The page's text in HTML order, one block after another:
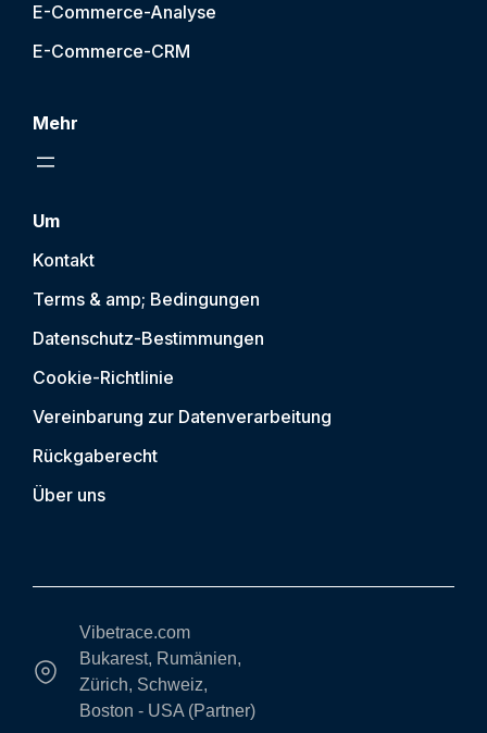
E-Commerce-Analyse
E-Commerce-CRM
Mehr
Um
Kontakt
Terms & amp; Bedingungen
Datenschutz-Bestimmungen
Cookie-Richtlinie
Vereinbarung zur Datenverarbeitung
Rückgaberecht
Über uns
Vibetrace.com
Bukarest, Rumänien,
Zürich, Schweiz,
Boston - USA (Partner)